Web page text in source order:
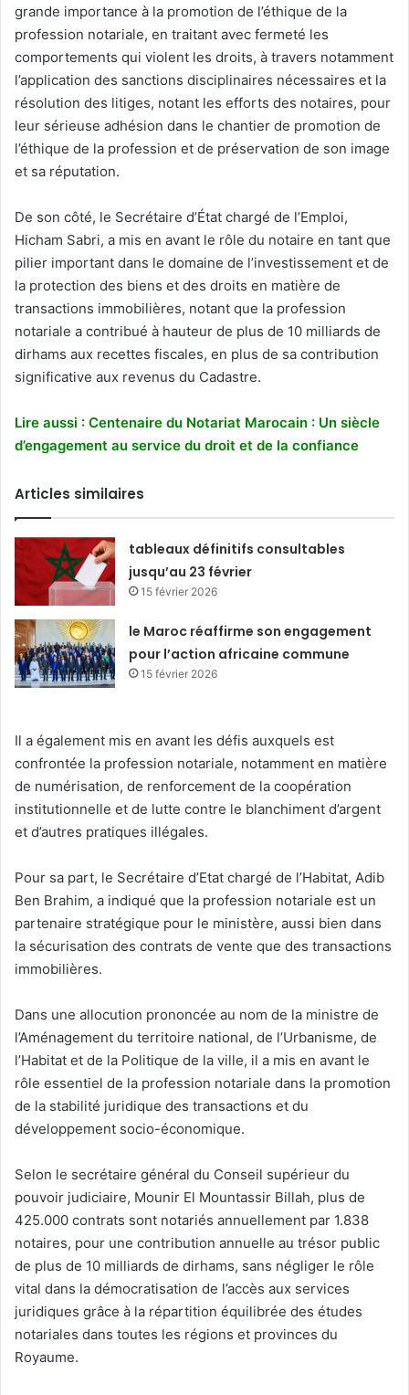
grande importance à la promotion de l’éthique de la
profession notariale, en traitant avec fermeté les
comportements qui violent les droits, à travers notamment
l’application des sanctions disciplinaires nécessaires et la
résolution des litiges, notant les efforts des notaires, pour
leur sérieuse adhésion dans le chantier de promotion de
l’éthique de la profession et de préservation de son image
et sa réputation.
De son côté, le Secrétaire d’État chargé de l’Emploi,
Hicham Sabri, a mis en avant le rôle du notaire en tant que
pilier important dans le domaine de l’investissement et de
la protection des biens et des droits en matière de
transactions immobilières, notant que la profession
notariale a contribué à hauteur de plus de 10 milliards de
dirhams aux recettes fiscales, en plus de sa contribution
significative aux revenus du Cadastre.
Lire aussi : Centenaire du Notariat Marocain : Un siècle
d’engagement au service du droit et de la confiance
Articles similaires
tableaux définitifs consultables
jusqu’au 23 février
15 février 2026
le Maroc réaffirme son engagement
pour l’action africaine commune
15 février 2026
Il a également mis en avant les défis auxquels est
confrontée la profession notariale, notamment en matière
de numérisation, de renforcement de la coopération
institutionnelle et de lutte contre le blanchiment d’argent
et d’autres pratiques illégales.
Pour sa part, le Secrétaire d’Etat chargé de l’Habitat, Adib
Ben Brahim, a indiqué que la profession notariale est un
partenaire stratégique pour le ministère, aussi bien dans
la sécurisation des contrats de vente que des transactions
immobilières.
Dans une allocution prononcée au nom de la ministre de
l’Aménagement du territoire national, de l’Urbanisme, de
l’Habitat et de la Politique de la ville, il a mis en avant le
rôle essentiel de la profession notariale dans la promotion
de la stabilité juridique des transactions et du
développement socio-économique.
Selon le secrétaire général du Conseil supérieur du
pouvoir judiciaire, Mounir El Mountassir Billah, plus de
425.000 contrats sont notariés annuellement par 1.838
notaires, pour une contribution annuelle au trésor public
de plus de 10 milliards de dirhams, sans négliger le rôle
vital dans la démocratisation de l’accès aux services
juridiques grâce à la répartition équilibrée des études
notariales dans toutes les régions et provinces du
Royaume.